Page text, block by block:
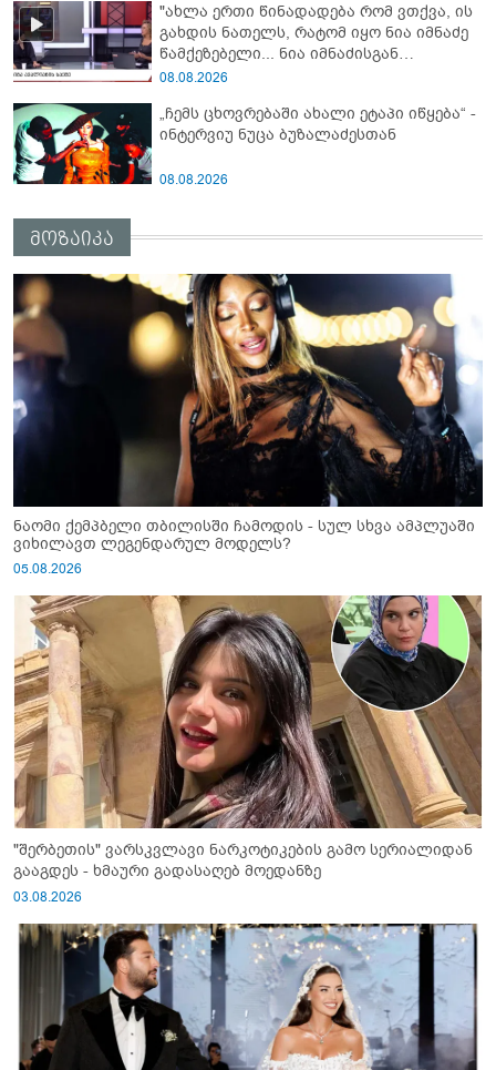
"ახლა ერთი წინადადება რომ ვთქვა, ის
გახდის ნათელს, რატომ იყო ნია იმნაძე
წამქეზებელი... ნია იმნაძისგან
გამოსული ინფორმაციაა ეს" - რას
08.08.2026
„ჩემს ცხოვრებაში ახალი ეტაპი იწყება“ -
ინტერვიუ ნუცა ბუზალაძესთან
08.08.2026
მოზაიკა
ნაომი ქემპბელი თბილისში ჩამოდის - სულ სხვა ამპლუაში
ვიხილავთ ლეგენდარულ მოდელს?
05.08.2026
"შერბეთის" ვარსკვლავი ნარკოტიკების გამო სერიალიდან
გააგდეს - ხმაური გადასაღებ მოედანზე
03.08.2026